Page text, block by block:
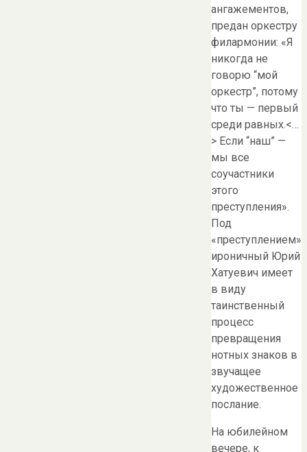
ангажементов,
предан оркестру
филармонии: «Я
никогда не
говорю “мой
оркестр”, потому
что ты — первый
среди равных.<…
> Если “наш” —
мы все
соучастники
этого
преступления».
Под
«преступлением»
ироничный Юрий
Хатуевич имеет
в виду
таинственный
процесс
превращения
нотных знаков в
звучащее
художественное
послание.
На юбилейном
вечере, к